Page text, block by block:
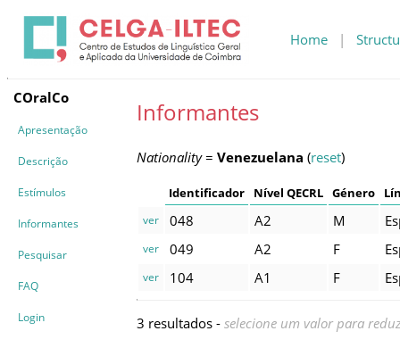
Home |
COralCo
Apresentação
Descrição
Estímulos
Informantes
Pesquisar
FAQ
Login
Informantes
Nationality= Venezuelana (reset)
Identificador Nível QECRL Género
ver 048 A2 M
ver 049 A2 F
ver 104 A1 F
3 resultados - selecione um valor para